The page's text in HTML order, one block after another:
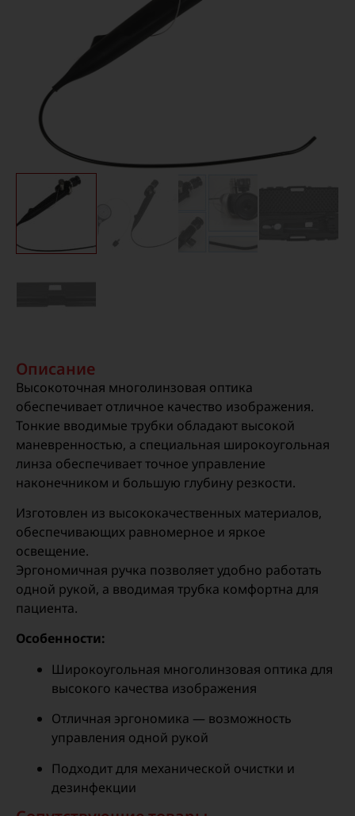
Описание
Высокоточная многолинзовая оптика
обеспечивает отличное качество изображения.
Тонкие вводимые трубки обладают высокой
маневренностью, а специальная широкоугольная
линза обеспечивает точное управление
наконечником и большую глубину резкости.
Изготовлен из высококачественных материалов,
обеспечивающих равномерное и яркое
освещение.
Эргономичная ручка позволяет удобно работать
одной рукой, а вводимая трубка комфортна для
пациента.
Особенности:
Широкоугольная многолинзовая оптика для
высокого качества изображения
Отличная эргономика — возможность
управления одной рукой
Подходит для механической очистки и
дезинфекции